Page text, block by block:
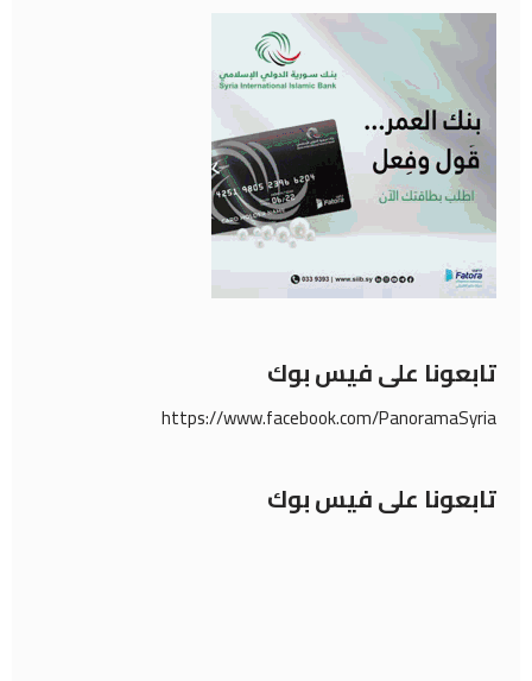
تابعونا على فيس بوك
https://www.facebook.com/PanoramaSyria
تابعونا على فيس بوك